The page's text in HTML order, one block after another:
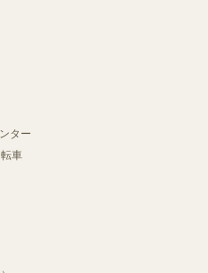
ター
車